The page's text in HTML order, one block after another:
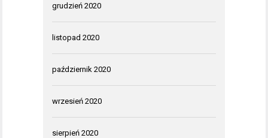
grudzień 2020
listopad 2020
październik 2020
wrzesień 2020
sierpień 2020